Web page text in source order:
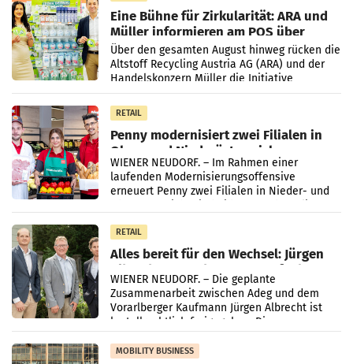
Eine Bühne für Zirkularität: ARA und
Müller informieren am POS über
Kreislauffähigkeit
Über den gesamten August hinweg rücken die
Altstoff Recycling Austria AG (ARA) und der
Handelskonzern Müller die Initiative
„Kreislauf-Helden“ in allen österreichischen
Müller-Filialen
RETAIL
Penny modernisiert zwei Filialen in
Ober- und Niederösterreich
WIENER NEUDORF. – Im Rahmen einer
laufenden Modernisierungsoffensive
erneuert Penny zwei Filialen in Nieder- und
RETAIL
Alles bereit für den Wechsel: Jürgen
Albrecht setzt ab 1.1.2027 auf Adeg
WIENER NEUDORF. – Die geplante
Zusammenarbeit zwischen Adeg und dem
Vorarlberger Kaufmann Jürgen Albrecht ist
kartellrechtlich freigegeben: Die
Bundeswettbewerbsbehörde und der
Bundeskartellanwalt
MOBILITY BUSINESS